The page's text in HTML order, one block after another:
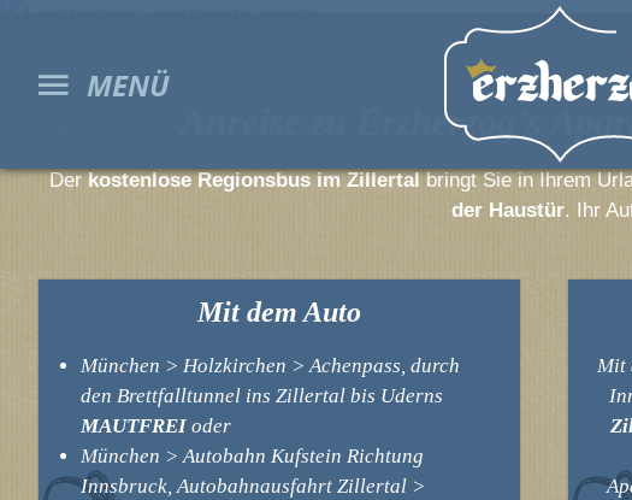
MENÜ
Willkommen
Bildergalerie
Videos
Es war einmal, schön war's ....
Wohnen
Lovely
Anfrage
Anreise zu Erzherzog's
Derkostenlose Regionsbus im Zillertalbringt Sie in Ihrem
der Haustür. Ihr
Mit dem Auto
München > Holzkirchen > Achenpass, durch
den Brettfalltunnel ins Zillertal bis Uderns
MAUTFREI oder
München > Autobahn Kufstein Richtung
Innsbruck, Autobahnausfahrt Zillertal >
Mit